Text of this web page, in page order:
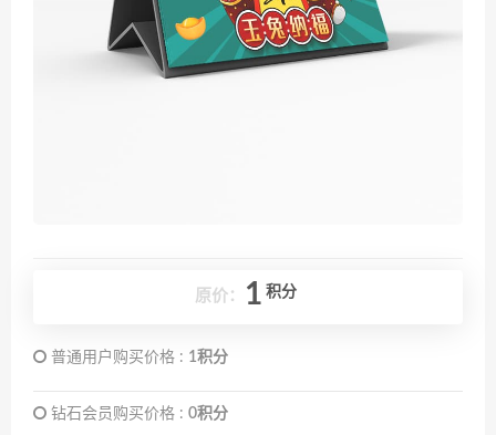
原价： 1 积分
普通用户购买价格 : 1积分
钻石会员购买价格 : 0积分